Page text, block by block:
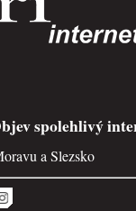
spolehlivý
a Slezsko